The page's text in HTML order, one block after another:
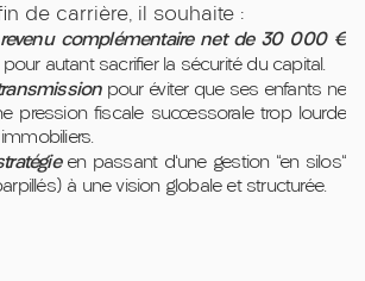
de carrière, il souhaite :
complémentaire net de 30 000 €
autant sacrifier la sécurité du capital.
pour éviter que ses enfants ne
pression fiscale successorale trop lourde
en passant d'une gestion "en silos"
à une vision globale et structurée.